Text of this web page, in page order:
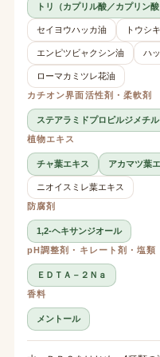
トリ（カプリル酸／カプリン
セイヨウハッカ油 トウシ
エンピツビャクシン油 ハ
ローマカミツレ花油
カチオン界面活性剤・柔軟剤
ステアラミドプロピルジメチ
植物エキス
チャ葉エキス アカマツ葉
ニオイスミレ葉エキス
防腐剤
1,2-ヘキサンジオール
pH調整剤・キレート剤・塩類
ＥＤＴＡ－２Ｎａ
香料
メントール